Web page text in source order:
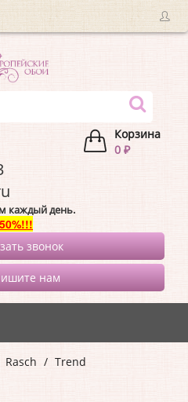
Корзина
0 ₽
каждый день.
звонок
нам
Rasch Trend